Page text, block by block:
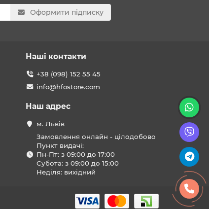
Оформити підписку
Наші контакти
+38 (098) 152 55 45
info@hfostore.com
Наш адрес
м. Львів
Замовлення онлайн - цілодобово
Пункт видачі:
Пн-Пт: з 09:00 до 17:00
Субота: з 09:00 до 15:00
Неділя: вихідний